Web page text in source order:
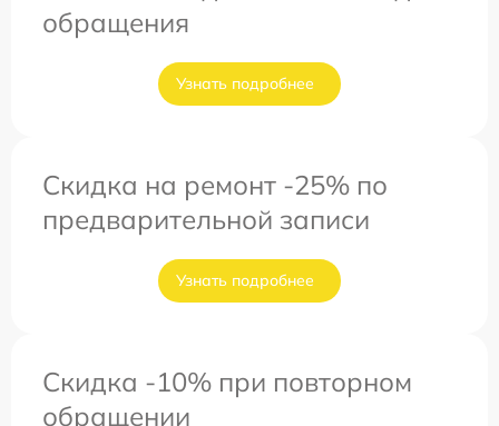
обращения
Узнать подробнее
Скидка на ремонт -25% по
предварительной записи
Узнать подробнее
Скидка -10% при повторном
обращении